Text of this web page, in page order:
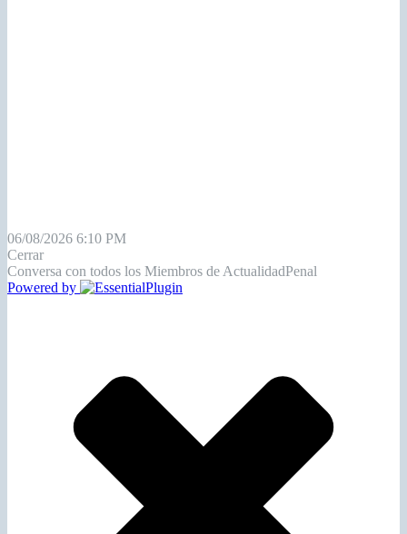
06/08/2026 6:10 PM
Cerrar
Conversa con todos los Miembros de ActualidadPenal
Powered by